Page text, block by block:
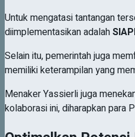
Untuk mengatasi tantangan
diimplementasikan adalah
Selain itu, pemerintah juga
memiliki keterampilan yang
Menaker Yassierli juga
kolaborasi ini, diharapkan para